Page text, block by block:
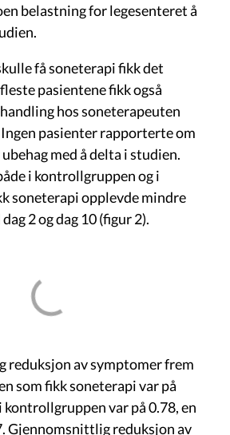
belastning for legesenteret å
få soneterapi fikk det
pasientene fikk også
hos soneterapeuten
Ingen pasienter rapporterte om
med å delta i studien.
i kontrollgruppen og i
soneterapi opplevde mindre
2 og dag 10 (figur 2).
reduksjon av symptomer frem
som fikk soneterapi var på
kontrollgruppen var på 0.78, en
Gjennomsnittlig reduksjon av